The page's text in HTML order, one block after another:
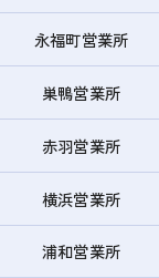
永福町営業所
巣鴨営業所
赤羽営業所
横浜営業所
浦和営業所